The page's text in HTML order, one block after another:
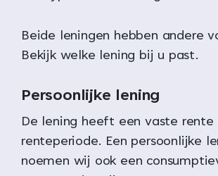
Beide leningen hebben andere
Bekijk welke lening bij u past.
Persoonlijke lening
De lening heeft een vaste rente
renteperiode. Een persoonlijke
noemen wij ook een